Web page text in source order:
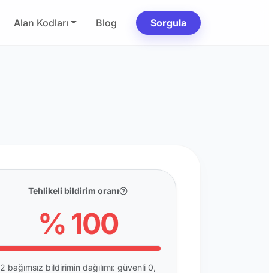
Alan Kodları Blog Sorgula
Tehlikeli bildirim oranı
% 100
2 bağımsız bildirimin dağılımı: güvenli 0,